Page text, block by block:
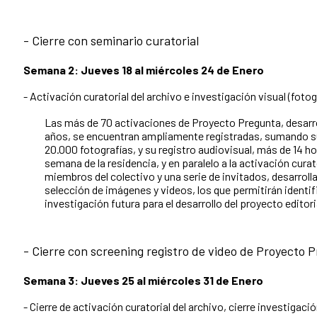
- Cierre con seminario curatorial
Semana 2: Jueves 18 al miércoles 24 de Enero
- Activación curatorial del archivo e investigación visual
Las más de 70 activaciones de Proyecto Pregunta,
años, se encuentran ampliamente registradas, sumando
20.000 fotografías, y su registro audiovisual, más de 14
semana de la residencia, y en paralelo a la activación
miembros del colectivo y una serie de invitados,
selección de imágenes y videos, los que permitirán
investigación futura para el desarrollo del proyecto
- Cierre con screening registro de video de Proyecto
Semana 3: Jueves 25 al miércoles 31 de Enero
- Cierre de activación curatorial del archivo, cierre